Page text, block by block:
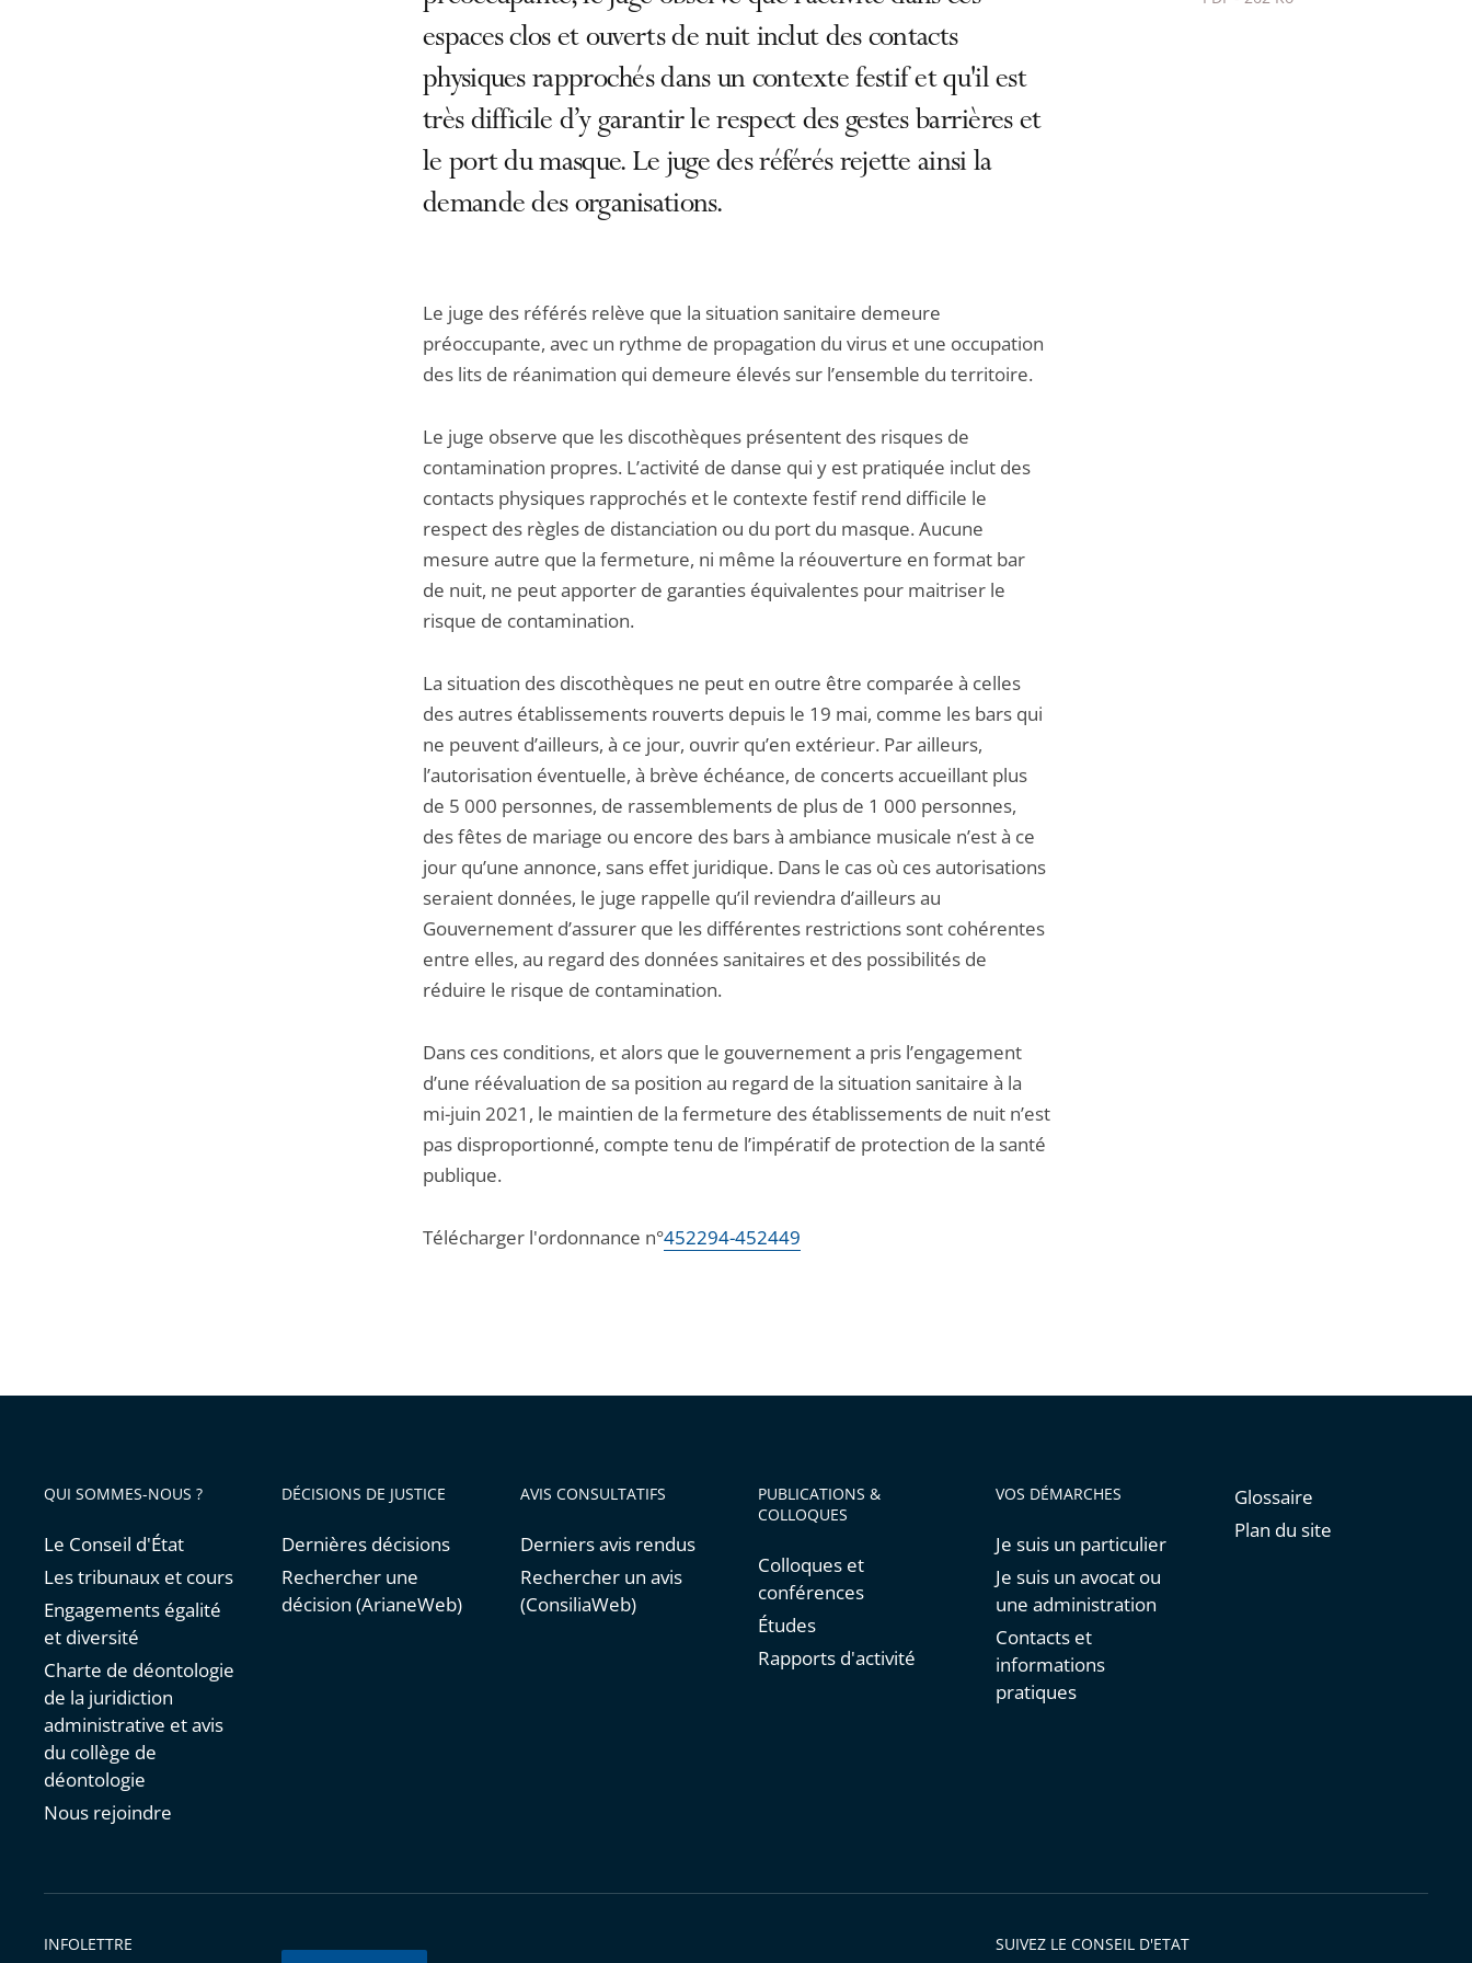
espaces clos et ouverts de nuit inclut des contacts
physiques rapprochés dans un contexte festif et qu'il est
très difficile d’y garantir le respect des gestes barrières et
le port du masque. Le juge des référés rejette ainsi la
demande des organisations.
Le juge des référés relève que la situation sanitaire demeure
préoccupante, avec un rythme de propagation du virus et une occupation
des lits de réanimation qui demeure élevés sur l’ensemble du territoire.
Le juge observe que les discothèques présentent des risques de
contamination propres. L’activité de danse qui y est pratiquée inclut des
contacts physiques rapprochés et le contexte festif rend difficile le
respect des règles de distanciation ou du port du masque. Aucune
mesure autre que la fermeture, ni même la réouverture en format bar
de nuit, ne peut apporter de garanties équivalentes pour maitriser le
risque de contamination.
La situation des discothèques ne peut en outre être comparée à celles
des autres établissements rouverts depuis le 19 mai, comme les bars qui
ne peuvent d’ailleurs, à ce jour, ouvrir qu’en extérieur. Par ailleurs,
l’autorisation éventuelle, à brève échéance, de concerts accueillant plus
de 5 000 personnes, de rassemblements de plus de 1 000 personnes,
des fêtes de mariage ou encore des bars à ambiance musicale n’est à ce
jour qu’une annonce, sans effet juridique. Dans le cas où ces autorisations
seraient données, le juge rappelle qu’il reviendra d’ailleurs au
Gouvernement d’assurer que les différentes restrictions sont cohérentes
entre elles, au regard des données sanitaires et des possibilités de
réduire le risque de contamination.
Dans ces conditions, et alors que le gouvernement a pris l’engagement
d’une réévaluation de sa position au regard de la situation sanitaire à la
mi-juin 2021, le maintien de la fermeture des établissements de nuit n’est
pas disproportionné, compte tenu de l’impératif de protection de la santé
publique.
Télécharger l'ordonnance n°452294-452449
QUI SOMMES-NOUS ?
Le Conseil d'État
Les tribunaux et cours
Engagements égalité
et diversité
Charte de déontologie
de la juridiction
administrative et avis
du collège de
déontologie
Nous rejoindre
DÉCISIONS DE JUSTICE
Dernières décisions
Rechercher une
décision (ArianeWeb)
AVIS CONSULTATIFS
Derniers avis rendus
Rechercher un avis
(ConsiliaWeb)
PUBLICATIONS &
COLLOQUES
Colloques et
conférences
Études
Rapports d'activité
VOS DÉMARCHES
Je suis un particulier
Je suis un avocat ou
une administration
Contacts et
informations
pratiques
Glossaire
Plan du site
INFOLETTRE SUIVEZ LE CONSEIL D'ETAT